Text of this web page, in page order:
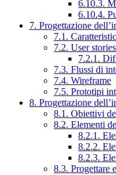
6.10.3.
6.10.4.
7. Progettazione
7.1.
7.2. User
7.2.1.
7.3. Flussi di
7.4. Wireframe
7.5. Prototipi
8. Progettazione
8.1. Obiettivi
8.2. Elementi
8.2.1.
8.2.2.
8.2.3.
8.3. Progettare